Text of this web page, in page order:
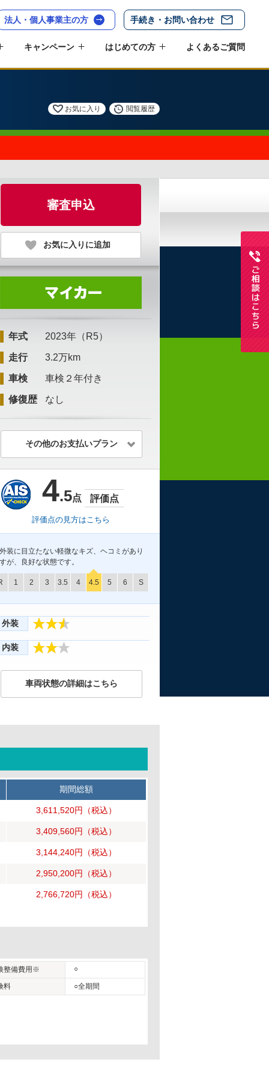
法人・個人事業主の方 手続き・お問い合わせ
キャンペーン はじめての方 よくあるご質問
お気に入り 閲覧履歴
審査申込
お気に入りに追加
年式 2023年（R5）
走行 3.2万km
車検 車検２年付き
修復歴 なし
その他のお支払いプラン
4.5点 評価点
評価点の見方はこちら
装に目立たない軽微なキズ、ヘコミがあり
が、良好な状態です。
1 2 3 3.5 4 4.5 5 6 S
外装
内装
車両状態の詳細はこちら
期間総額
3,611,520円 （税込）
3,409,560円 （税込）
3,144,240円 （税込）
2,950,200円 （税込）
2,766,720円 （税込）
整備費用※ ○
料
○全期間